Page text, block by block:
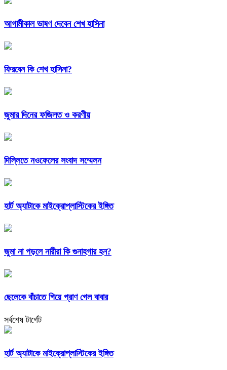
আগামীকাল ভাষণ দেবেন শেখ হাসিনা
ফিরবেন কি শেখ হাসিনা?
জুমার দিনের ফজিলত ও করণীয়
দিল্লিতে নওফেলের সংবাদ সম্মেলন
হার্ট অ্যাটাকে মাইক্রোপ্লাস্টিকের ইঙ্গিত
জুমা না পড়লে নারীরা কি গুনাহগার হন?
ছেলেকে বাঁচাতে গিয়ে প্রাণ গেল বাবার
সর্বশেষ টার্গেট
হার্ট অ্যাটাকে মাইক্রোপ্লাস্টিকের ইঙ্গিত